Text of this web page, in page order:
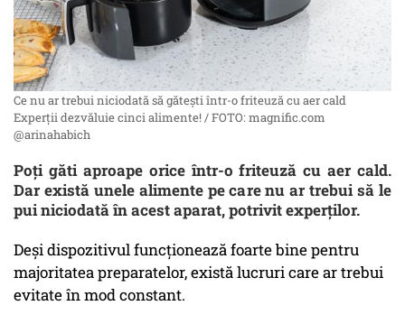
Ce nu ar trebui niciodată să gătești într-o friteuză cu aer cald
Experții dezvăluie cinci alimente! / FOTO: magnific.com
@arinahabich
Poți găti aproape orice într-o friteuză cu aer cald.
Dar există unele alimente pe care nu ar trebui să le
pui niciodată în acest aparat, potrivit experților.
Deși dispozitivul funcționează foarte bine pentru
majoritatea preparatelor, există lucruri care ar trebui
evitate în mod constant.